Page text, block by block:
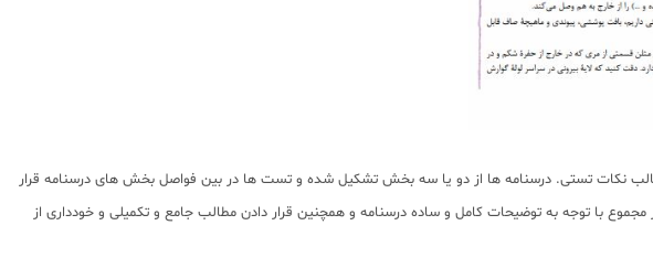
نکات تستی. درسنامه ها از دو یا سه بخش تشکیل شده و تست ها در بین فواصل بخش های درسنامه قرار
با توجه به توضیحات کامل و ساده درسنامه و همچنین قرار دادن مطالب جامع و تکمیلی و خودداری از